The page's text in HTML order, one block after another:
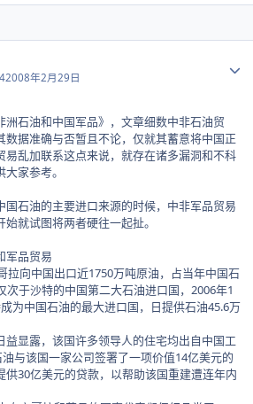
2008年2月29日
洲石油和中国军品》，文章细数中非石油贸
数据准确与否暂且不论，仅就其蓄意将中国正
易乱加联系这点来说，就存在诸多漏洞和不科
家参考。
国石油的主要进口来源的时候，中非军品贸易
就试图将两者硬往一起扯。
军品贸易
向中国出口近1750万吨原油，占当年中国石
次于沙特的中国第二大石油进口国，2006年1
为中国石油的最大进口国，日提供石油45.6万
显露，该国许多领导人的住宅均出自中国工
与该国一家公司签署了一项价值14亿美元的
30亿美元的贷款，以帮助该国重建遭连年内